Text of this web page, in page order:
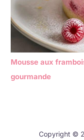
Mousse aux
gourmande
Copyright ©